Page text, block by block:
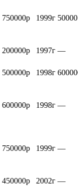
750000р 1999г
200000р 1997г —
500000р 1998г
600000р 1998г —
750000р 1999г —
450000р 2002г —